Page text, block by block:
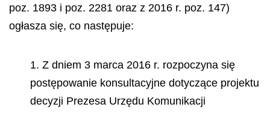
poz. 1893 i poz. 2281 oraz z 2016 r. poz. 147)
ogłasza się, co następuje:
1. Z dniem 3 marca 2016 r. rozpoczyna się
postępowanie konsultacyjne dotyczące projektu
decyzji Prezesa Urzędu Komunikacji